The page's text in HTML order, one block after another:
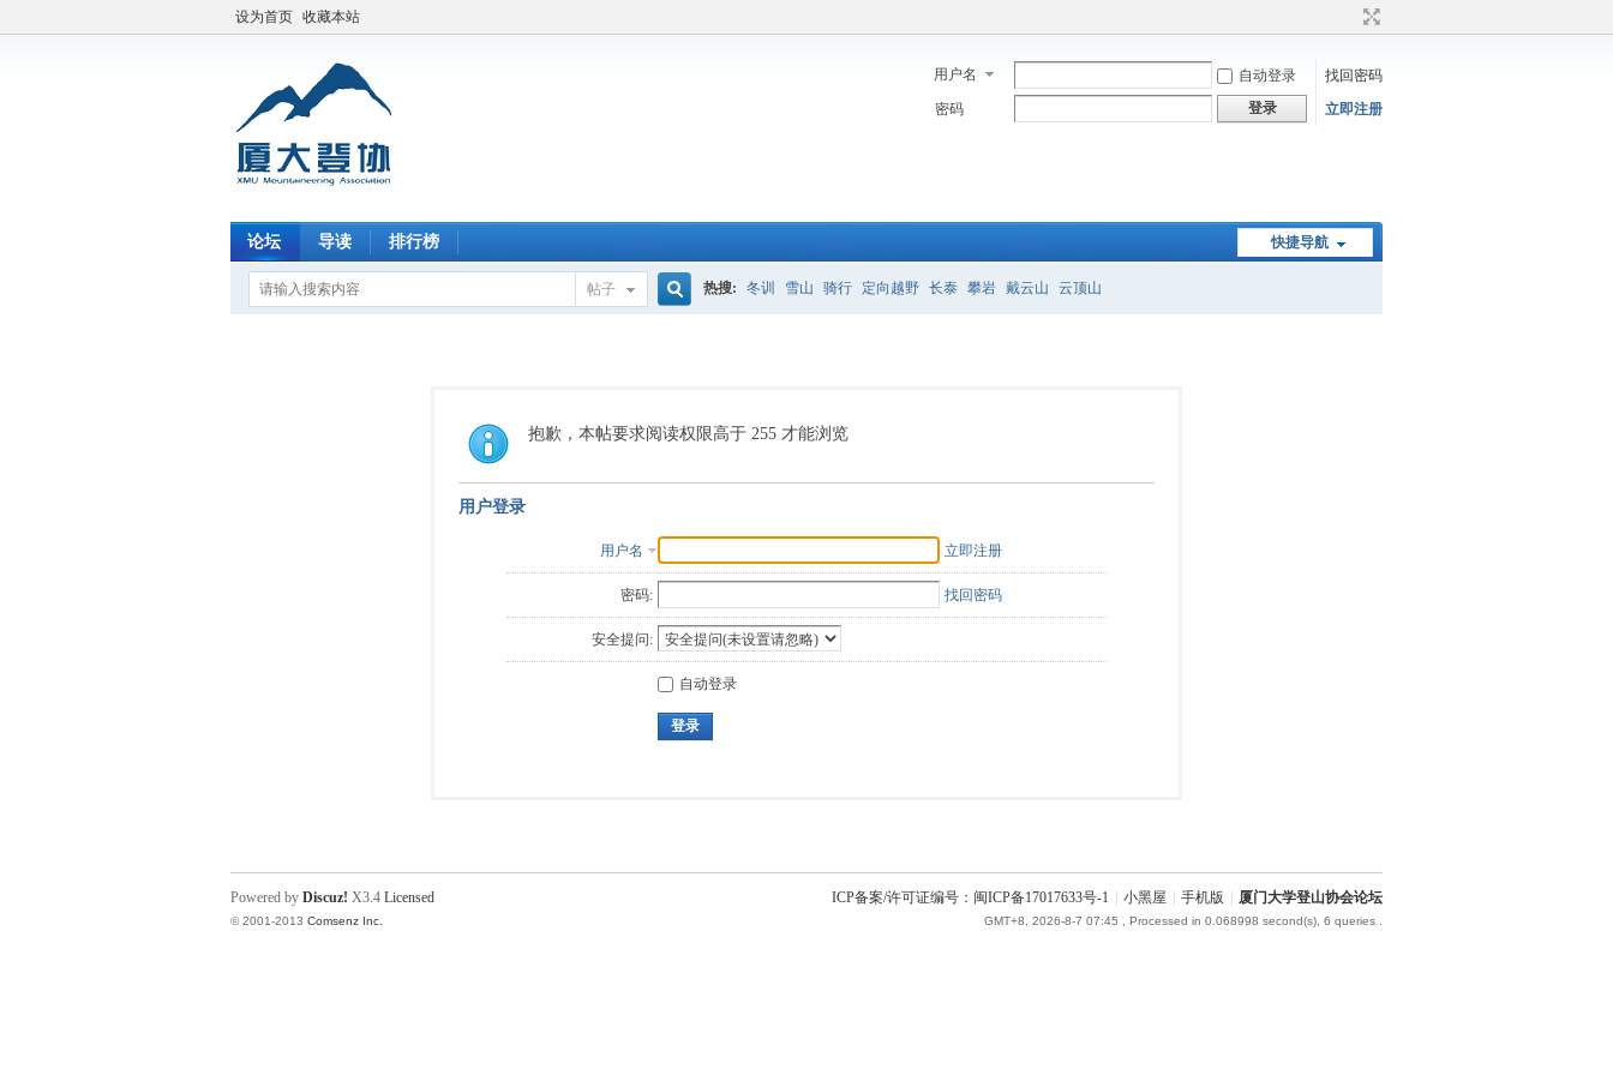
设为首页 收藏本站
用户名 自动登录
找回密码
密码
登录 立即注册
快捷导航
论坛 导读 排行榜
帖子
索
热搜: 冬训 雪山 骑行 定向越野 长泰 攀岩 戴云山 云顶山
抱歉，本帖要求阅读权限高于 255 才能浏览
用户登录
用户名 立即注册
密码: 找回密码
安全提问:
自动登录
登录
ICP备案/许可证编号：闽ICP备17017633号-1 小黑屋 手机版 厦门大学登山协会论坛
GMT+8, 2026-8-7 07:45 , Processed in 0.068998 second(s), 6 queries .
Powered by Discuz! X3.4 Licensed
© 2001-2013 Comsenz Inc.